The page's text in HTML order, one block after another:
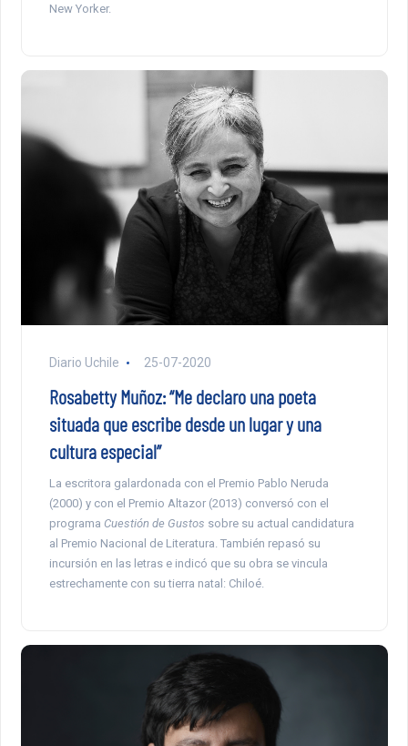
New Yorker.
Diario Uchile 25-07-2020
Rosabetty Muñoz: “Me declaro una poeta
situada que escribe desde un lugar y una
cultura especial”
La escritora galardonada con el Premio Pablo Neruda
(2000) y con el Premio Altazor (2013) conversó con el
programa Cuestión de Gustos sobre su actual candidatura
al Premio Nacional de Literatura. También repasó su
incursión en las letras e indicó que su obra se vincula
estrechamente con su tierra natal: Chiloé.